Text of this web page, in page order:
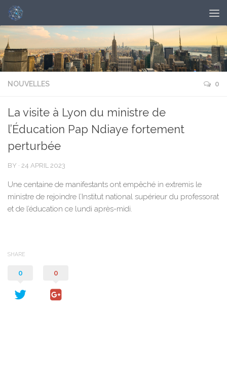
NOUVELLES 0
La visite à Lyon du ministre de
l’Éducation Pap Ndiaye fortement
perturbée
BY · 24 APRIL 2023
Une centaine de manifestants ont empêché in extremis le
ministre de rejoindre l’Institut national supérieur du professorat
et de l’éducation ce lundi après-midi.
SHARE
0 0